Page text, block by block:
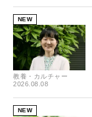
NEW
教養・カルチャー
2026.08.08
NEW